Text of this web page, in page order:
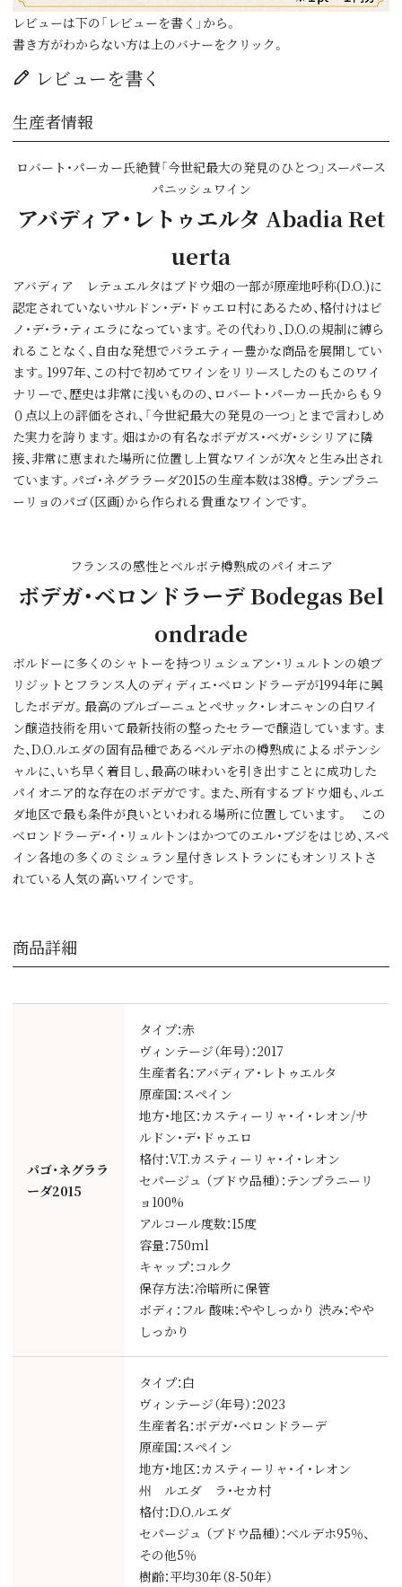
レビューは下の「レビューを書く」から。
書き方がわからない方は上のバナーをクリック。
レビューを書く
生産者情報
ロバート・パーカー氏絶賛「今世紀最大の発見のひとつ」スーパース
パニッシュワイン
アバディア・レトゥエルタ Abadia Ret
uerta
アバディア レテュエルタはブドウ畑の一部が原産地呼称(D.O.)に
認定されていないサルドン・デ・ドゥエロ村にあるため、格付けはビ
ノ・デ・ラ・ティエラになっています。その代わり、D.O.の規制に縛ら
れることなく、自由な発想でバラエティー豊かな商品を展開してい
ます。1997年、この村で初めてワインをリリースしたのもこのワイ
ナリーで、歴史は非常に浅いものの、ロバート・パーカー氏からも９
０点以上の評価をされ、「今世紀最大の発見の一つ」とまで言わしめ
た実力を誇ります。畑はかの有名なボデガス・ベガ・シシリアに隣
接、非常に恵まれた場所に位置し上質なワインが次々と生み出され
ています。パゴ・ネグララーダ2015の生産本数は38樽。テンプラニ
ーリョのパゴ（区画）から作られる貴重なワインです。
フランスの感性とベルボテ樽熟成のパイオニア
ボデガ・ベロンドラーデ Bodegas Bel
ondrade
ボルドーに多くのシャトーを持つリュシュアン・リュルトンの娘ブ
リジットとフランス人のディディエ・ベロンドラーデが1994年に興
したボデガ。最高のブルゴーニュとペサック・レオニャンの白ワイ
ン醸造技術を用いて最新技術の整ったセラーで醸造しています。ま
た、D.O.ルエダの固有品種であるベルデホの樽熟成によるポテンシ
ャルに、いち早く着目し、最高の味わいを引き出すことに成功した
パイオニア的な存在のボデガです。また、所有するブドウ畑も、ルエ
ダ地区で最も条件が良いといわれる場所に位置しています。 この
ベロンドラーデ・イ・リュルトンはかつてのエル・ブジをはじめ、スペ
イン各地の多くのミシュラン星付きレストランにもオンリストさ
れている人気の高いワインです。
商品詳細
パゴ・ネグララ
ーダ2015
タイプ：赤
ヴィンテージ（年号）：2017
生産者名：アバディア・レトゥエルタ
原産国：スペイン
地方・地区：カスティーリャ・イ・レオン/サ
ルドン・デ・ドゥエロ
格付：V.T.カスティーリャ・イ・レオン
セパージュ （ブドウ品種）：テンプラニーリ
ョ100%
アルコール度数：15度
容量：750ml
キャップ：コルク
保存方法：冷暗所に保管
ボディ：フル 酸味：ややしっかり 渋み：やや
しっかり
タイプ：白
ヴィンテージ（年号）：2023
生産者名：ボデガ・ベロンドラーデ
原産国：スペイン
地方・地区：カスティーリャ・イ・レオン
州 ルエダ ラ・セカ村
格付：D.O.ルエダ
セパージュ （ブドウ品種）：ベルデホ95％、
その他5％
樹齢：平均30年（8-50年）